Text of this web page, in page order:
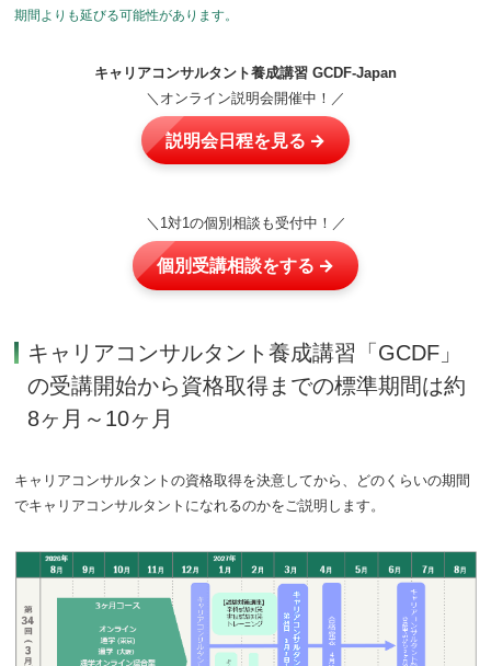
期間よりも延びる可能性があります。
キャリアコンサルタント養成講習 GCDF-Japan
＼オンライン説明会開催中！／
説明会日程を見る →
＼1対1の個別相談も受付中！／
個別受講相談をする →
キャリアコンサルタント養成講習「GCDF」
の受講開始から資格取得までの標準期間は約
8ヶ月～10ヶ月
キャリアコンサルタントの資格取得を決意してから、どのくらいの期間
でキャリアコンサルタントになれるのかをご説明します。